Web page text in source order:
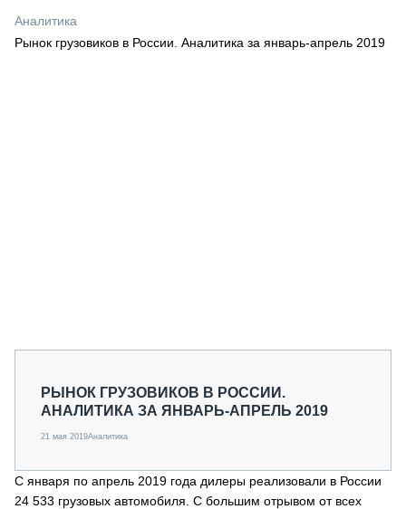
СПЕЦПРОЕКТЫ
Аналитика
Рынок грузовиков в России. Аналитика за январь-апрель 2019
РЫНОК ГРУЗОВИКОВ В РОССИИ.
АНАЛИТИКА ЗА ЯНВАРЬ-АПРЕЛЬ 2019
21 мая 2019Аналитика
С января по апрель 2019 года дилеры реализовали в России
24 533 грузовых автомобиля. С большим отрывом от всех